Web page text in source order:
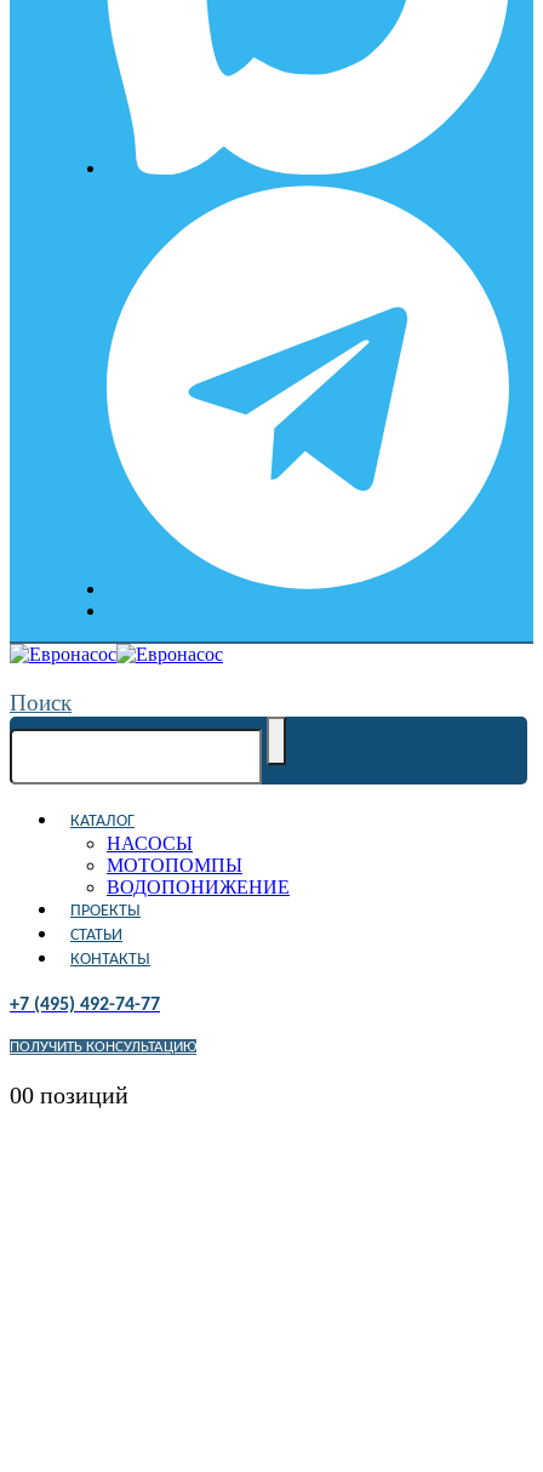
Поиск
КАТАЛОГ
НАСОСЫ
МОТОПОМПЫ
ВОДОПОНИЖЕНИЕ
ПРОЕКТЫ
СТАТЬИ
КОНТАКТЫ
+7 (495) 492-74-77
ПОЛУЧИТЬ КОНСУЛЬТАЦИЮ
00 позиций